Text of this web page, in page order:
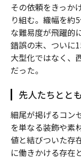
その依頼をきっか
り組む。織幅を約
な難易度が飛躍的
錯誤の末、ついに
大型化ではなく、
だった。
先人たちとと
細尾が掲げるコン
を単なる装飾や素
値と結びついた存
に働きかける存在